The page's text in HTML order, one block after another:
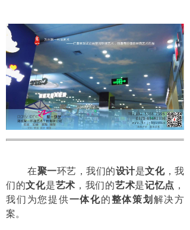
在聚一环艺，我们的设计是文化，我
们的文化是艺术 ，我们的艺术是记忆点 ，
我们为您提供一体化的整体策划 解决方
案。